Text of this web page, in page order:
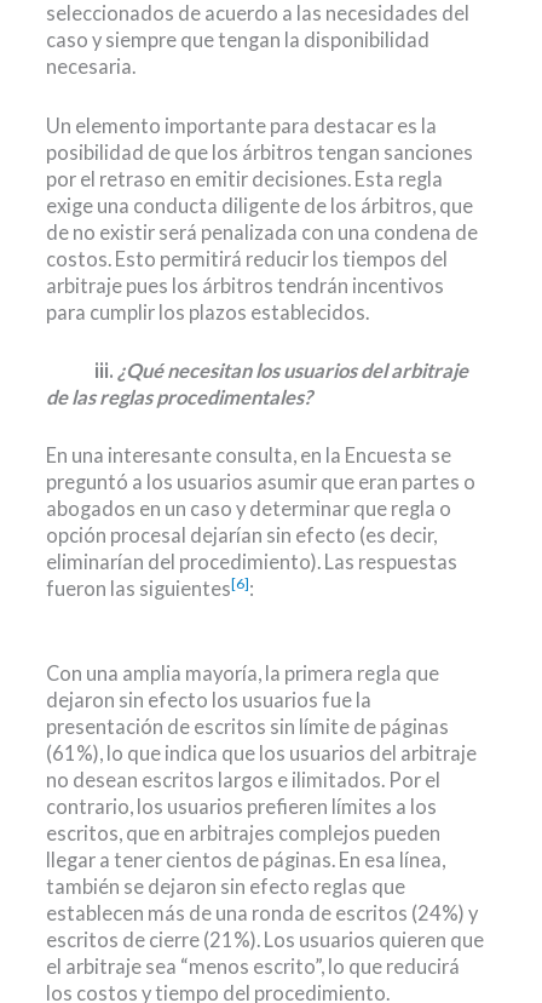
seleccionados de acuerdo a las necesidades del
caso y siempre que tengan la disponibilidad
necesaria.
Un elemento importante para destacar es la
posibilidad de que los árbitros tengan sanciones
por el retraso en emitir decisiones. Esta regla
exige una conducta diligente de los árbitros, que
de no existir será penalizada con una condena de
costos. Esto permitirá reducir los tiempos del
arbitraje pues los árbitros tendrán incentivos
para cumplir los plazos establecidos.
iii. ¿Qué necesitan los usuarios del arbitraje
de las reglas procedimentales?
En una interesante consulta, en la Encuesta se
preguntó a los usuarios asumir que eran partes o
abogados en un caso y determinar que regla o
opción procesal dejarían sin efecto (es decir,
eliminarían del procedimiento). Las respuestas
fueron las siguientes[6]:
Con una amplia mayoría, la primera regla que
dejaron sin efecto los usuarios fue la
presentación de escritos sin límite de páginas
(61%), lo que indica que los usuarios del arbitraje
no desean escritos largos e ilimitados. Por el
contrario, los usuarios prefieren límites a los
escritos, que en arbitrajes complejos pueden
llegar a tener cientos de páginas. En esa línea,
también se dejaron sin efecto reglas que
establecen más de una ronda de escritos (24%) y
escritos de cierre (21%). Los usuarios quieren que
el arbitraje sea “menos escrito”, lo que reducirá
los costos y tiempo del procedimiento.